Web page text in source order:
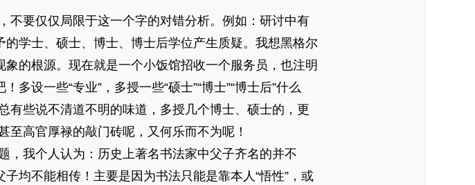
要仅仅局限于这一个字的对错分析。例如：研讨中有
的学士、硕士、博士、博士后学位产生质疑。我想黑格尔
的根源。现在就是一个小饭馆招收一个服务员，也注明
多设一些“专业”，多授一些“硕士”“博士”“博士后”什么
有些说不清道不明的味道，多授几个博士、硕士的，更
高官厚禄的敲门砖呢，又何乐而不为呢！
我个人认为：历史上著名书法家中父子齐名的并不
均不能相传！主要是因为书法只能是靠本人“悟性”，或